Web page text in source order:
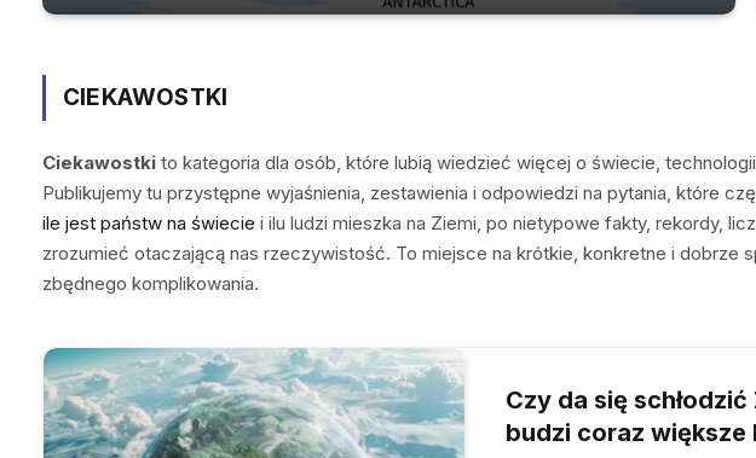
CIEKAWOSTKI
Ciekawostki to kategoria dla osób, które lubią wiedzieć więcej o świecie,
Publikujemy tu przystępne wyjaśnienia, zestawienia i odpowiedzi na pytania, które
ile jest państw na świecie i ilu ludzi mieszka na Ziemi, po nietypowe fakty, rekordy,
zrozumieć otaczającą nas rzeczywistość. To miejsce na krótkie, konkretne i dobrze
zbędnego komplikowania.
Czy da się
budzi coraz